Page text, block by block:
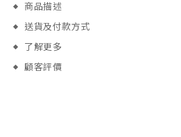
商品描述
送貨及付款方式
了解更多
顧客評價